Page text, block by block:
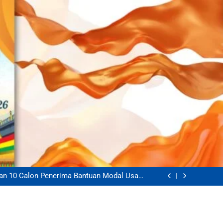
Raya Tunjukkan Hasil, Produktivitas Padi
Meningkat
Petani Jagung, Berikan Motivasi
Dukung Ketahanan Pangan Nasional
10 Calon Penerima Bantuan Modal Usaha
PEU, Pastikan Tepat Sasaran
dan Bhabinkamtibmas Salurkan Bantuan
Petani Jagung Pipil di Kecamatan Mempura
Raya Tunjukkan Hasil, Produktivitas Padi
10 Calon Penerima Bantuan Modal Usaha
dan Bhabinkamtibmas Salurkan Bantuan
Jagung Pipil di Kecamatan Mempura
Raya Tunjukkan Hasil, Produktivitas Padi